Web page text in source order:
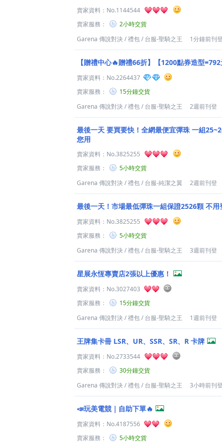
賣家資料： No.1144544
賣家服務：
2小時交貨
Garena 傳說對決/禮包/ 台服-聖騎之王 1分鐘前刊
【贈禮中心🔥贈禮66折】【1200點券造型
賣家資料： No.2264437
賣家服務：
15分鐘交貨
Garena 傳說對決/禮包/ 台服-聖騎之王 2週前刊登
最後一天 要買要快！全網最便宜彈珠 一組
您用
賣家資料： No.3825255
賣家服務：
5小時交貨
Garena 傳說對決/禮包/ 台服-純潔之翼 2週前刊登
最後一天！市場最低彈珠一組保證2526顆 不
賣家資料： No.3825255
賣家服務：
5小時交貨
Garena 傳說對決/禮包/ 台服-聖騎之王 3週前刊登
星展永恆專賣店2張以上優惠！
賣家資料： No.3027403
賣家服務：
15分鐘交貨
Garena 傳說對決/禮包/ 台服-聖騎之王 1週前刊登
王牌集卡冊 LSR、UR、SSR、SR、R 卡牌
賣家資料： No.2733544
賣家服務：
30分鐘交貨
Garena 傳說對決/禮包/ 台服-聖騎之王 3小時前刊
📣玩美電競｜自助下單🔥
賣家資料： No.4187556
賣家服務：
5小時交貨